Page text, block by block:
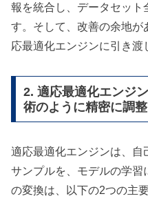
報を統合し、データセット
す。そして、改善の余地が
応最適化エンジンに引き渡
2. 適応最適化エンジ
術のように精密に調整
適応最適化エンジンは、自
サンプルを、モデルの学習
の変換は、以下の2つの主